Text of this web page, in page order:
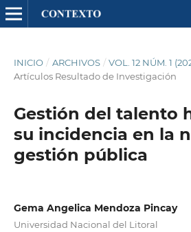
INICIO / ARCHIVOS / VOL. 12 NÚM. 1
Artículos Resultado de Investigación
Gestión del talento
su incidencia en la
gestión pública
Gema Angelica Mendoza Pincay
Universidad Nacional del Litoral